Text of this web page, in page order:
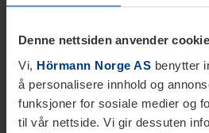
Denne nettsiden anvender
Vi, Hörmann Norge AS benytter
å personalisere innhold og
funksjoner for sosiale medier og
til vår nettside. Vi gir dessuten